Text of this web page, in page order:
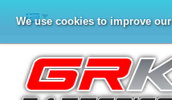
We use cookies to improve our